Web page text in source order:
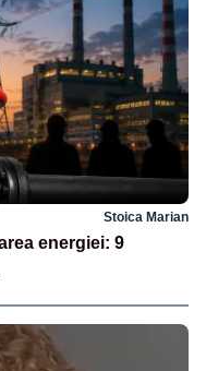
Stoica Marian
energiei: 9